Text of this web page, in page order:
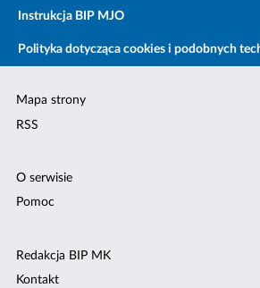
Instrukcja BIP MJO
Polityka dotycząca cookies i podobnych
Mapa strony
RSS
O serwisie
Pomoc
Redakcja BIP MK
Kontakt